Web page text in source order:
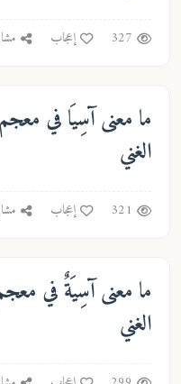
327 إعجاب مشاركة
ما معنىآسِيَافي معجم
الغني
321 إعجاب مشاركة
ما معنىآسِيَةٌفي معجم
الغني